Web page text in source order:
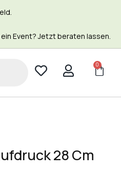
Event? Jetzt beraten lassen.
0
28 Cm